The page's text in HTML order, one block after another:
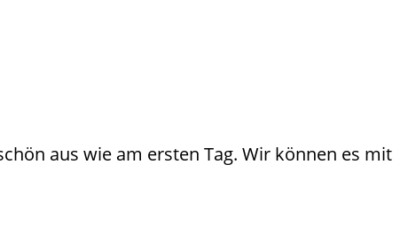
aus wie am ersten Tag. Wir können es mit